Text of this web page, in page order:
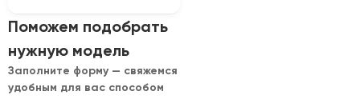
стола. Для серийной
оценивают систему
управления, вытяжку,
Для подбора нужно
толщину материала,
размеры изделий,
требуемое рабочее
Поможем подобрать
нужную модель
Заполните форму — свяжемся
удобным для вас способом